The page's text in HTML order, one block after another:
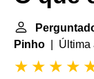
Pinho | Última